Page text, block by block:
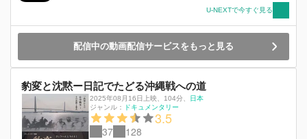
U-NEXTで今すぐ見る
配信中の動画配信サービスをもっと見る
豹変と沈黙ー日記でたどる沖縄戦への道
2025年08月16日上映 104分
日本
ジャンル：
ドキュメンタリー
3.5
37 128